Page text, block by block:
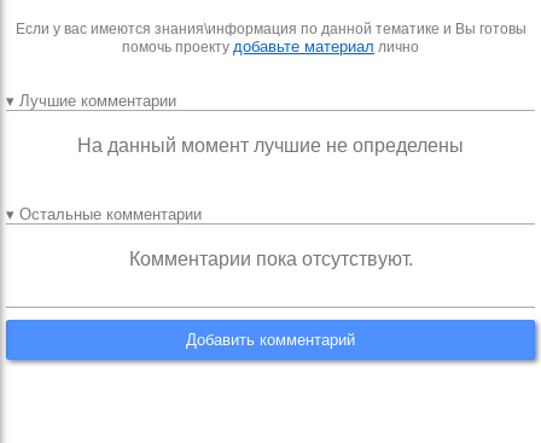
Если у вас имеются знания\информация по данной тематике и Вы готовы
помочь проекту добавьте материал лично
▾ Лучшие комментарии
На данный момент лучшие не определены
▾ Остальные комментарии
Комментарии пока отсутствуют.
Добавить комментарий